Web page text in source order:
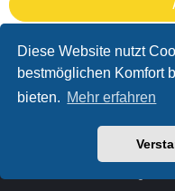
Diese Website nutzt
bestmöglichen Komfort
bieten. Mehr erfahren
phpBB